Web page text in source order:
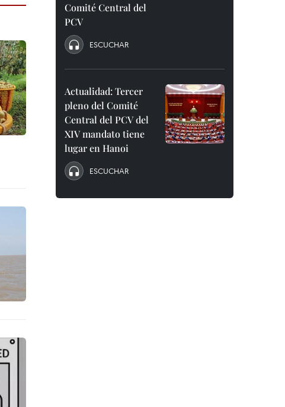
Comité Central del
PCV
ESCUCHAR
Actualidad: Tercer
pleno del Comité
Central del PCV del
XIV mandato tiene
lugar en Hanoi
ESCUCHAR